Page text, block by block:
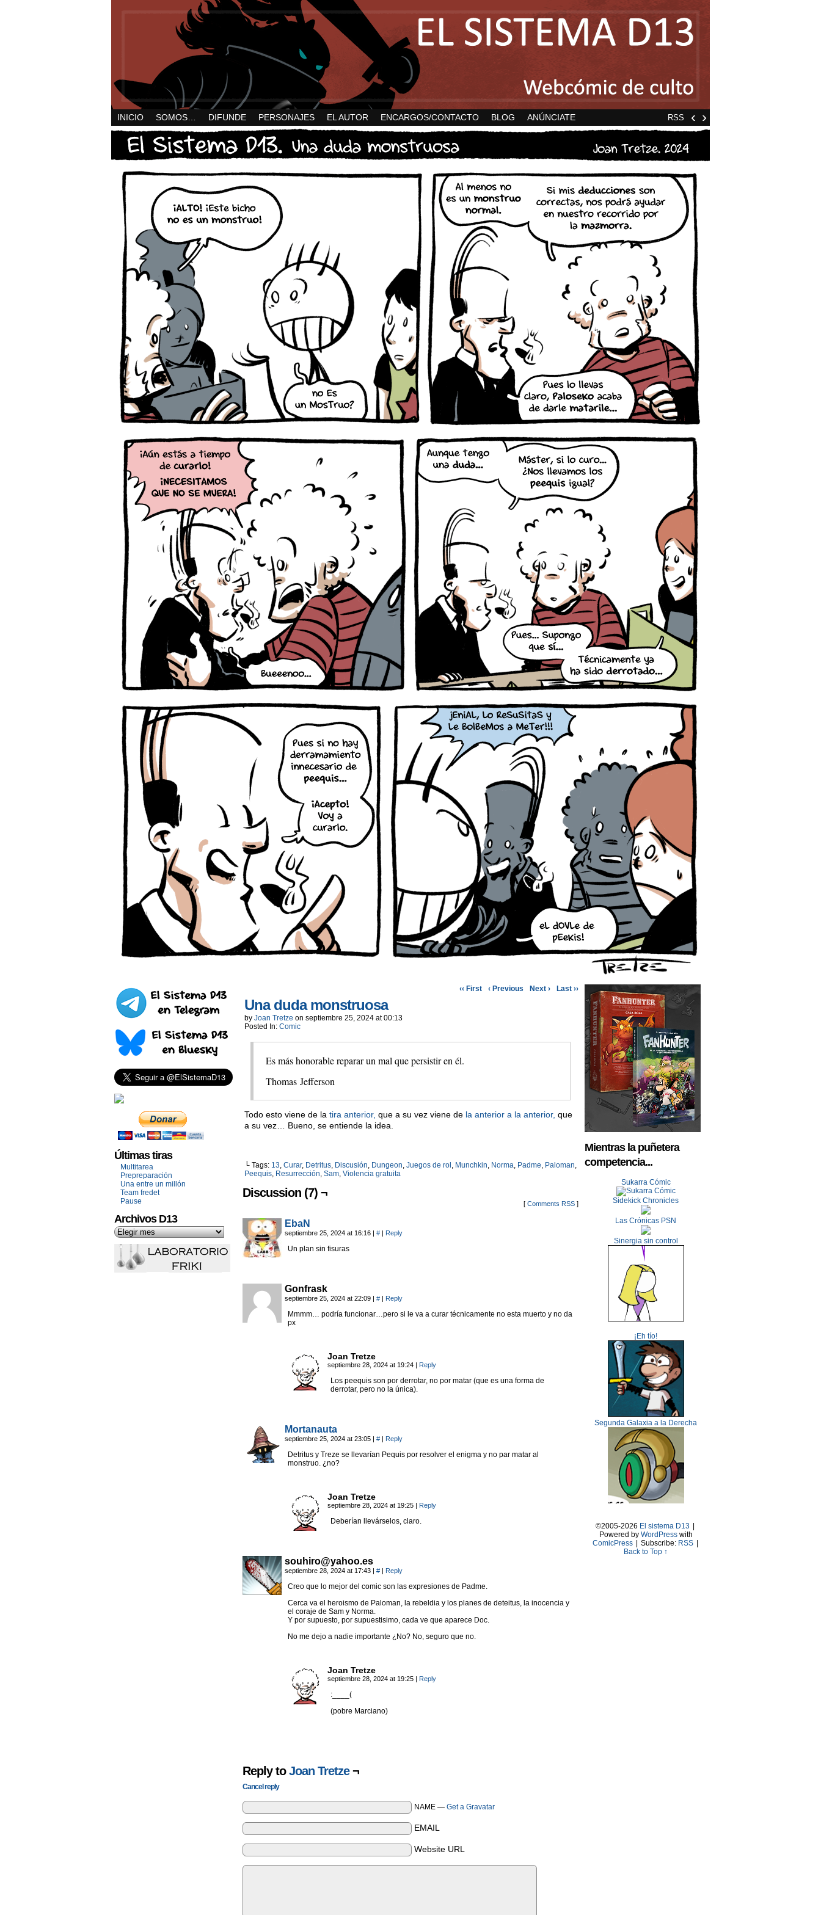
RSS ‹ ›
INICIO SOMOS… DIFUNDE PERSONAJES EL AUTOR ENCARGOS/CONTACTO BLOG ANÚNCIATE
Últimas tiras
Multitarea
Prepreparación
Una entre un millón
Team fredet
Pause
Archivos D13
‹‹ First ‹ Previous Next › Last ››
Una duda monstruosa
by Joan Tretze on septiembre 25, 2024 at00:13
Posted In: Comic
Es más honorable reparar un mal que persistir en él.
Thomas Jefferson
Todo esto viene de la tira anterior, que a su vez viene de la anterior a la anterior, que
a su vez… Bueno, se entiende la idea.
└ Tags: 13, Curar, Detritus, Discusión, Dungeon, Juegos de rol , Munchkin, Norma, Padme, Paloman,
Peequis, Resurrección, Sam, Violencia gratuita
Discussion (7) ¬
[ Comments RSS ]
EbaN
septiembre 25, 2024 at 16:16 | # | Reply
Un plan sin fisuras
Gonfrask
septiembre 25, 2024 at 22:09 | # | Reply
Mmmm… podría funcionar…pero si le va a curar técnicamente no esta muerto y no da
px
Joan Tretze
septiembre 28, 2024 at 19:24 | Reply
Los peequis son por derrotar, no por matar (que es una forma de
derrotar, pero no la única).
Mortanauta
septiembre 25, 2024 at 23:05 | # | Reply
Detritus y Treze se llevarían Pequis por resolver el enigma y no par matar al
monstruo. ¿no?
Joan Tretze
septiembre 28, 2024 at 19:25 | Reply
Deberían llevárselos, claro.
souhiro@yahoo.es
septiembre 28, 2024 at 17:43 | # | Reply
Creo que lo mejor del comic son las expresiones de Padme.
Cerca va el heroismo de Paloman, la rebeldia y los planes de deteitus, la inocencia y
el coraje de Sam y Norma.
Y por supuesto, por supuestisimo, cada ve que aparece Doc.
No me dejo a nadie importante ¿No? No, seguro que no.
Joan Tretze
septiembre 28, 2024 at 19:25 | Reply
:____(
(pobre Marciano)
Reply toJoan Tretze¬
Cancel reply
NAME — Get a Gravatar
EMAIL
Website URL
Mientras la puñetera
competencia...
Sukarra Cómic
Sidekick Chronicles
Las Crónicas PSN
Sinergia sin control
¡Eh tío!
Segunda Galaxia a la Derecha
©2005-2026 El sistema D13
Powered by WordPresswith
ComicPress
Subscribe: RSS
Back to Top ↑